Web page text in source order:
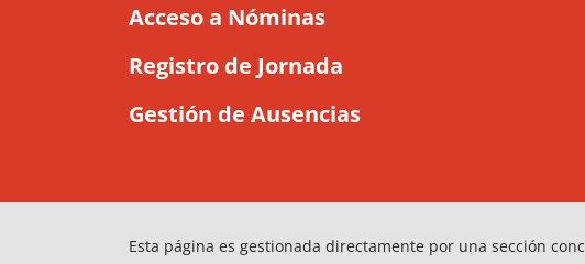
Acceso a Nóminas
Registro de Jornada
Gestión de Ausencias
Esta página es gestionada directamente por una sección